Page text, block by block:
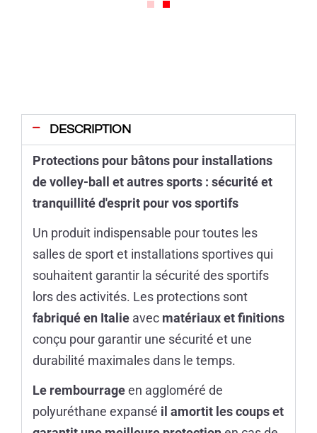
DESCRIPTION
Protections pour bâtons pour installations
de volley-ball et autres sports : sécurité et
tranquillité d'esprit pour vos sportifs
Un produit indispensable pour toutes les
salles de sport et installations sportives qui
souhaitent garantir la sécurité des sportifs
lors des activités. Les protections sont
fabriqué en Italie avec matériaux et finitions
conçu pour garantir une sécurité et une
durabilité maximales dans le temps.
Le rembourrageen aggloméré de
polyuréthane expansé il amortit les coups et